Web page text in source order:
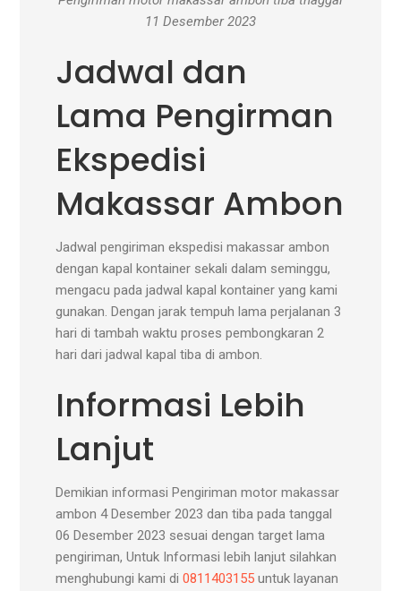
11 Desember 2023
Jadwal dan
Lama Pengirman
Ekspedisi
Makassar Ambon
Jadwal pengiriman ekspedisi makassar ambon
dengan kapal kontainer sekali dalam seminggu,
mengacu pada jadwal kapal kontainer yang kami
gunakan. Dengan jarak tempuh lama perjalanan 3
hari di tambah waktu proses pembongkaran 2
hari dari jadwal kapal tiba di ambon.
Informasi Lebih
Lanjut
Demikian informasi Pengiriman motor makassar
ambon 4 Desember 2023 dan tiba pada tanggal
06 Desember 2023 sesuai dengan target lama
pengiriman, Untuk Informasi lebih lanjut silahkan
menghubungi kami di0811403155 untuk layanan